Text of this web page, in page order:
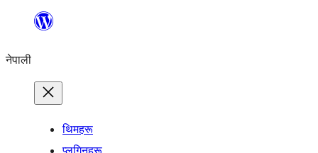
सामग्रीमा
नेपाली
थिमहरू
प्लगिनहरू